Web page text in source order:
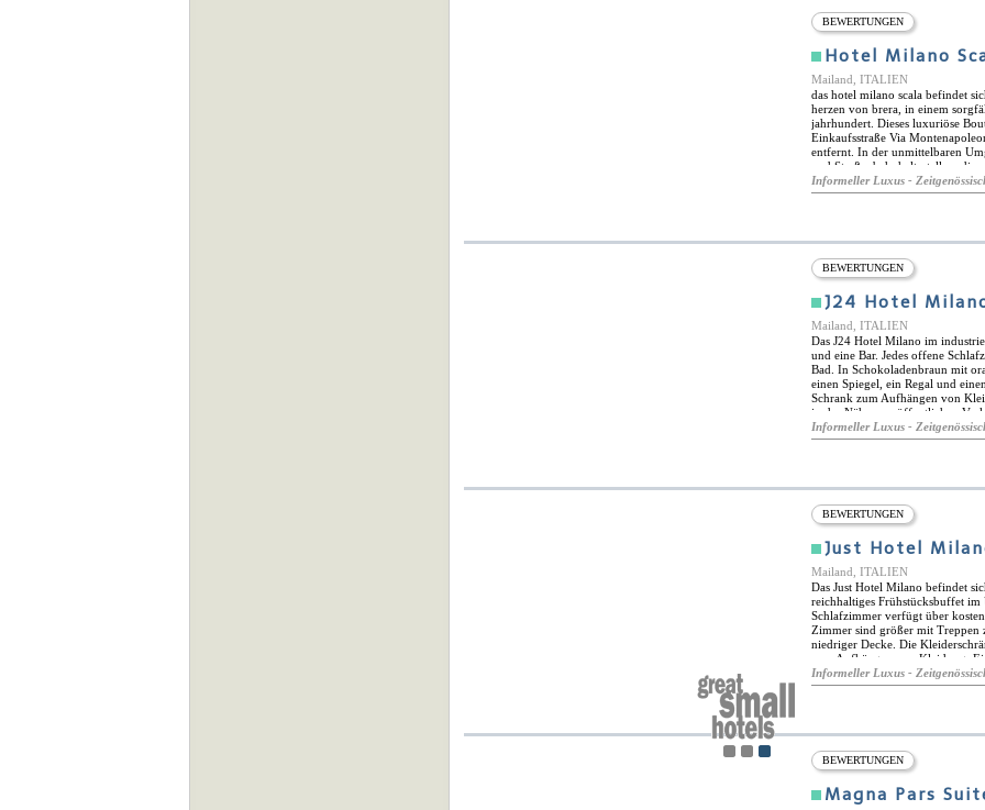
wassermassage-wannen, einem
Hotel Manzoni verfügt über 47
und geräumig sind. Die Zimmer
Reihe von High-Tech-
Safe. Alle Zimmer verfügen über
Anfrage zu den Zimmern
BEWERTUNGEN
Hotel Milano
Mailand, ITALIEN
das hotel milano scala befindet
herzen von brera, in einem
jahrhundert. Dieses luxuriöse
Einkaufsstraße Via
entfernt. In der unmittelbaren
und Straßenbahnhaltestellen,
hier aus haben Sie eine gute
stolz darauf, ein "grünes" hotel
umweltbelastung zu reduzieren,
Gestaltung und dem bau des
gastronomische Einrichtungen,
zusammenstellen. Es gibt auch
Getränke und Snacks serviert
Morgenkonzerte organisiert.
mit mehreren Fitnessgeräten
Palette an maßgeschneiderten
Service und persönliches
Informeller Luxus -
BEWERTUNGEN
J24 Hotel
Mailand, ITALIEN
Das J24 Hotel Milano im
und eine Bar. Jedes offene
Bad. In Schokoladenbraun mit
einen Spiegel, ein Regal und
Schrank zum Aufhängen von
in der Nähe von öffentlichen
einfache Unterkünfte für junge
Informeller Luxus -
BEWERTUNGEN
Just Hotel
Mailand, ITALIEN
Das Just Hotel Milano befindet
reichhaltiges Frühstücksbuffet im
Schlafzimmer verfügt über
Zimmer sind größer mit Treppen
niedriger Decke. Die
zum Aufhängen von Kleidung.
sind gemütliche Kokons mit
dekoriert, ist die Atmosphäre im
Stadt von früh morgens bis spät
Informeller Luxus -
BEWERTUNGEN
Magna Pars